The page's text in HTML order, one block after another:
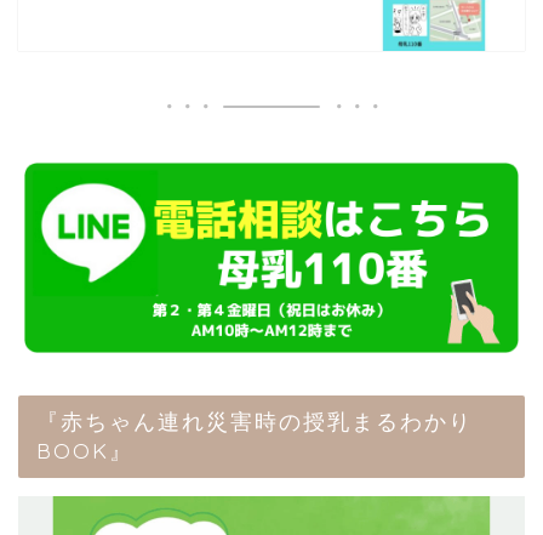
『赤ちゃん連れ災害時の授乳まるわかり
BOOK』